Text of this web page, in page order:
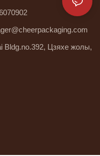
Bldg.no.392, Цзяхе жолы,